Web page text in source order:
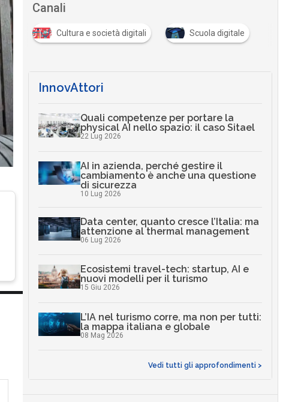
Canali
Cultura e società digitali Scuola digitale
InnovAttori
Quali competenze per portare la
physical AI nello spazio: il caso Sitael
22 Lug 2026
AI in azienda, perché gestire il
cambiamento è anche una questione
di sicurezza
10 Lug 2026
Data center, quanto cresce l’Italia: ma
attenzione al thermal management
06 Lug 2026
Ecosistemi travel-tech: startup, AI e
nuovi modelli per il turismo
15 Giu 2026
L’IA nel turismo corre, ma non per tutti:
la mappa italiana e globale
08 Mag 2026
Vedi tutti gli approfondimenti >